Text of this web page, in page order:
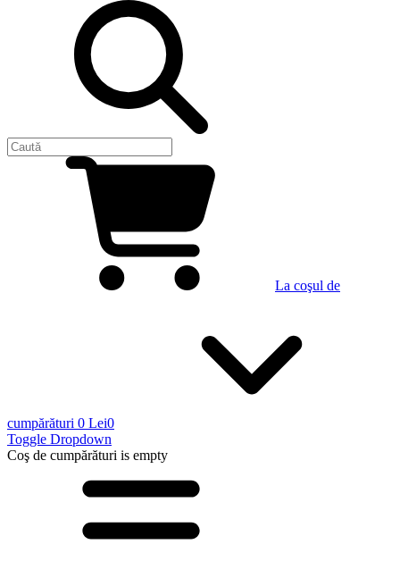
La coşul de
cumpărături 0 Lei0
Toggle Dropdown
Coş de cumpărături is empty